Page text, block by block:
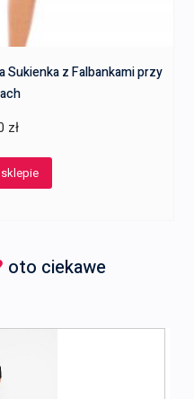
Sukienka z Falbankami przy
zł
oto ciekawe